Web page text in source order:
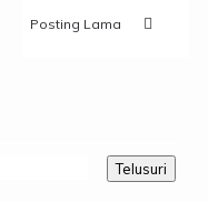
Posting Lama